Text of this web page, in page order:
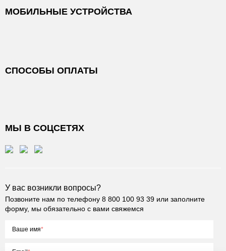
МОБИЛЬНЫЕ УСТРОЙСТВА
СПОСОБЫ ОПЛАТЫ
МЫ В СОЦСЕТЯХ
У вас возникли вопросы?
Позвоните нам по телефону 8 800 100 93 39 или заполните
форму, мы обязательно с вами свяжемся
Ваше имя